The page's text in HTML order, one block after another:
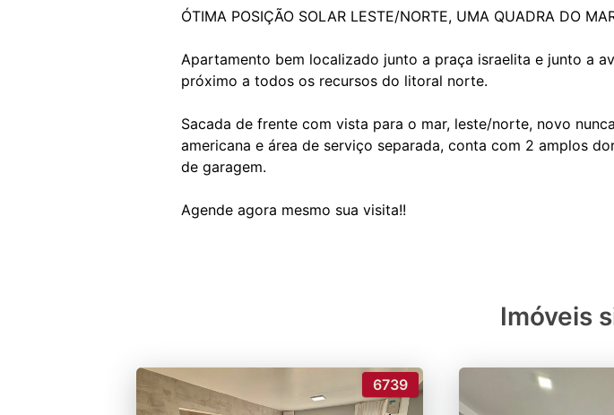
ÓTIMA POSIÇÃO SOLAR LESTE/NORTE, UMA QUADRA DO
Apartamento bem localizado junto a praça israelita e junto a
próximo a todos os recursos do litoral norte.
Sacada de frente com vista para o mar, leste/norte, novo
americana e área de serviço separada, conta com 2 amplos
de garagem.
Imóveis
6739